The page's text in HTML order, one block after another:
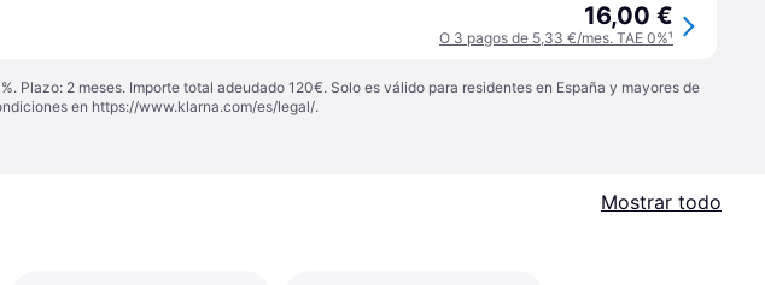
16,00 €
O 3 pagos de 5,33 €/mes. TAE 0%¹
Plazo: 2 meses. Importe total adeudado 120€. Solo es válido para residentes en España y mayores de
en https://www.klarna.com/es/legal/.
Mostrar todo